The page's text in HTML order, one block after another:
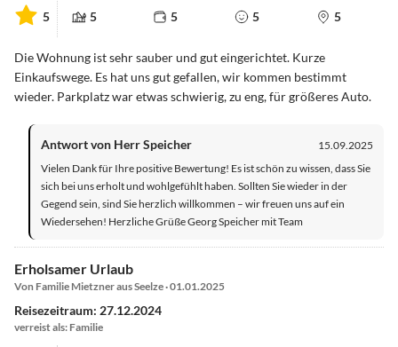
5 5 5 5 5
Die Wohnung ist sehr sauber und gut eingerichtet. Kurze
Einkaufswege. Es hat uns gut gefallen, wir kommen bestimmt
wieder. Parkplatz war etwas schwierig, zu eng, für größeres Auto.
Antwort von Herr Speicher
15.09.2025
Vielen Dank für Ihre positive Bewertung! Es ist schön zu wissen, dass Sie
sich bei uns erholt und wohlgefühlt haben. Sollten Sie wieder in der
Gegend sein, sind Sie herzlich willkommen – wir freuen uns auf ein
Wiedersehen! Herzliche Grüße Georg Speicher mit Team
Erholsamer Urlaub
Von Familie Mietzner aus Seelze · 01.01.2025
Reisezeitraum: 27.12.2024
verreist als: Familie